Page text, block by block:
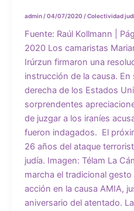
admin /04/07/2020 /Colectividad
Fuente: Raúl Kollmann |
2020 Los camaristas
Irúrzun firmaron una
instrucción de la causa.
derecha de los Estados
sorprendentes
de juzgar a los iraníes
fueron indagados. El
26 años del ataque
judía. Imagen: Télam La
marcha el tradicional
acción en la causa AMIA,
aniversario del atentado.